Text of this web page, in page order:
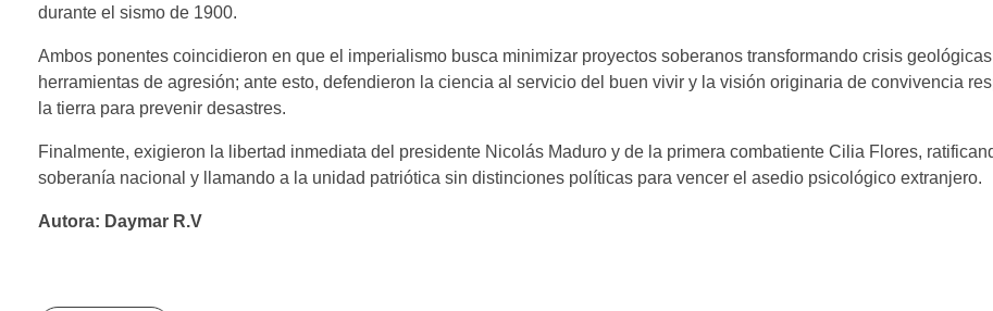
durante el sismo de 1900.
Ambos ponentes coincidieron en que el imperialismo busca minimizar proyectos soberanos transformando crisis
herramientas de agresión; ante esto, defendieron la ciencia al servicio del buen vivir y la visión originaria de convivencia
la tierra para prevenir desastres.
Finalmente, exigieron la libertad inmediata del presidente Nicolás Maduro y de la primera combatiente Cilia Flores,
soberanía nacional y llamando a la unidad patriótica sin distinciones políticas para vencer el asedio psicológico extranjero.
Autora: Daymar R.V